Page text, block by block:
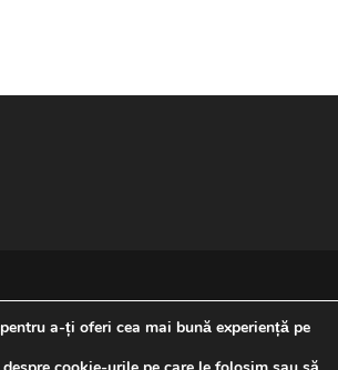
a-ți oferi cea mai bună experiență pe